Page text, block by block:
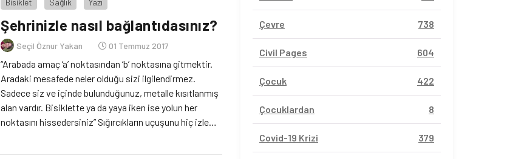
Şehrinizle nasıl bağlantıdasınız?
Seçil Öznur Yakan 01 Temmuz 2017
“Arabada amaç ‘a’ noktasından ‘b’ noktasına gitmektir.
Aradaki mesafede neler olduğu sizi ilgilendirmez.
Sadece siz ve içinde bulunduğunuz, metalle kısıtlanmış
alan vardır. Bisiklette ya da yaya iken ise yolun her
noktasını hissedersiniz” Sığırcıkların uçuşunu hiç izleme
Çevre 738
Civil Pages 604
Çocuk 422
Çocuklardan 8
Covid-19 Krizi 379